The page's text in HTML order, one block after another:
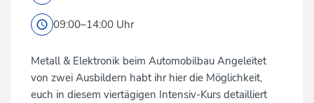
09:00–14:00 Uhr
Metall & Elektronik beim Automobilbau Angeleitet
von zwei Ausbildern habt ihr hier die Möglichkeit,
euch in diesem viertägigen Intensiv-Kurs detailliert